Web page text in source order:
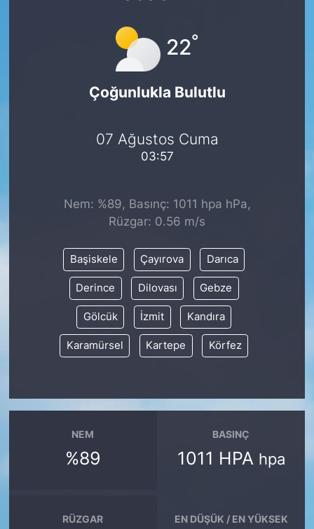
22°
Çoğunlukla Bulutlu
07 Ağustos Cuma
03:57
Nem: %89, Basınç: 1011 hpa hPa,
Rüzgar: 0.56 m/s
Başiskele Çayırova Darıca
Derince Dilovası Gebze
Gölcük İzmit Kandıra
Karamürsel Kartepe Körfez
NEM
%89
BASINÇ
1011 HPA hpa
RÜZGAR EN DÜŞÜK / EN YÜKSEK